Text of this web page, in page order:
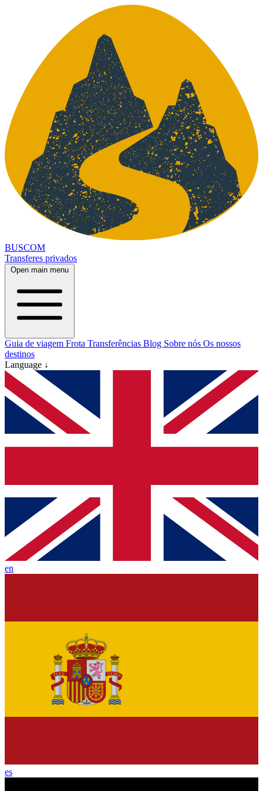
BUSCOM
Transferes privados
Open main menu
Guia de viagem Frota Transferências Blog Sobre nós Os nossos
destinos
Language ↓
en
es